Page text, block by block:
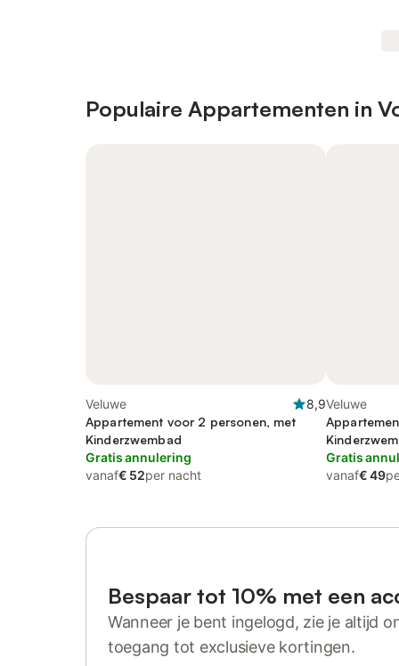
Populaire Appartementen in
Veluwe
8,9
Appartement voor 2 personen, met
Kinderzwembad
Gratis annulering
vanaf€ 52per nacht
Veluwe
Gratis
vanaf€ 49
Bespaar tot 10% met een
Wanneer je bent ingelogd, zie je altijd
toegang tot exclusieve kortingen.